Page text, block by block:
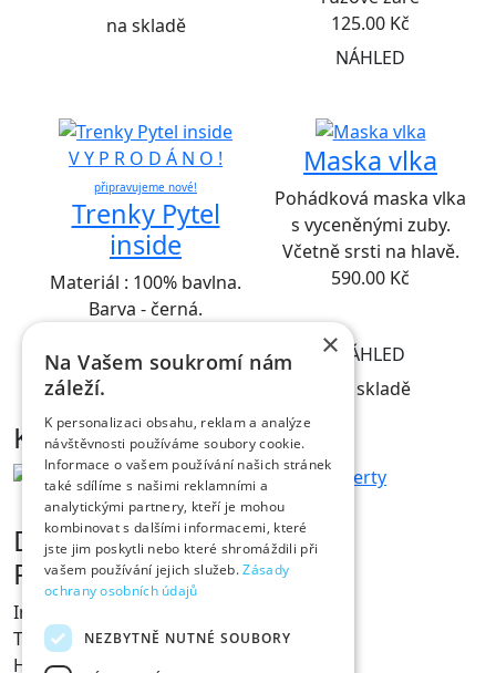
na skladě
125.00 Kč
NÁHLED
V Y P R O D Á N O !
připravujeme nové!
Trenky Pytel
inside
Materiál : 100% bavlna.
Barva - černá.
NÁHLED
Maska vlka
Pohádková maska vlka
s vyceněnými zuby.
Včetně srsti na hlavě.
590.00 Kč
NÁHLED
na skladě
Kontakt
Dárky s vtipem
Prodejna Fóry a žerty
Ing. Václav Pícha
Tylovo nábřeží 367
Hradec Králové
×
Na Vašem soukromí nám
záleží.
K personalizaci obsahu, reklam a analýze
návštěvnosti používáme soubory cookie.
Informace o vašem používání našich stránek
také sdílíme s našimi reklamními a
analytickými partnery, kteří je mohou
kombinovat s dalšími informacemi, které
jste jim poskytli nebo které shromáždili při
vašem používání jejich služeb.Zásady
ochrany osobních údajů
NEZBYTNĚ NUTNÉ SOUBORY